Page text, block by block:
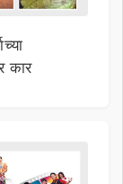
कार